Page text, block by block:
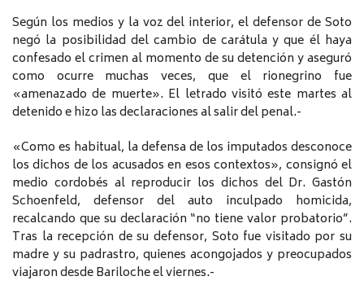
Según los medios y la voz del interior, el defensor de Soto
negó la posibilidad del cambio de carátula y que él haya
confesado el crimen al momento de su detención y aseguró
como ocurre muchas veces, que el rionegrino fue
«amenazado de muerte». El letrado visitó este martes al
detenido e hizo las declaraciones al salir del penal.-
«Como es habitual, la defensa de los imputados desconoce
los dichos de los acusados en esos contextos», consignó el
medio cordobés al reproducir los dichos del Dr. Gastón
Schoenfeld, defensor del auto inculpado homicida,
recalcando que su declaración “no tiene valor probatorio”.
Tras la recepción de su defensor, Soto fue visitado por su
madre y su padrastro, quienes acongojados y preocupados
viajaron desde Bariloche el viernes.-